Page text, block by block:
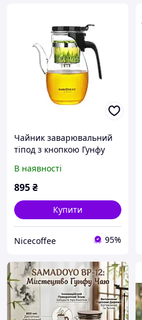
Чайник заварювальний
тіпод з кнопкою Гунфу
В наявності
895₴
Купити
Nicecoffee 95%